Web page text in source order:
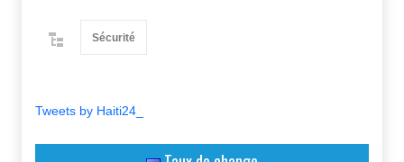
Sécurité
Tweets by Haiti24_